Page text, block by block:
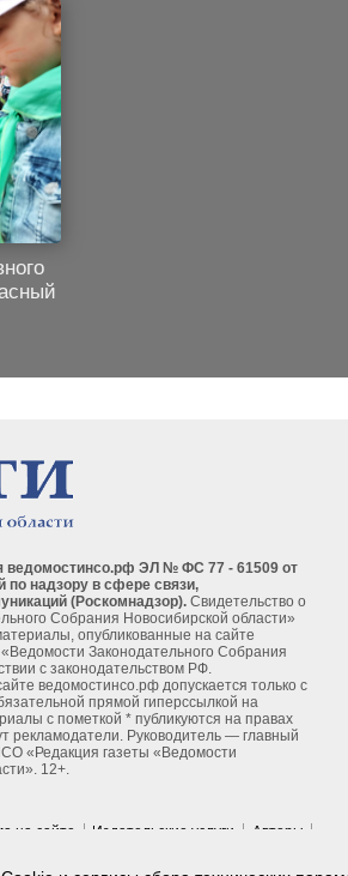
ведомостинсо.рф ЭЛ № ФС 77 - 61509 от
по надзору в сфере связи,
(Роскомнадзор). Свидетельство о
Собрания Новосибирской области»
опубликованные на сайте
Законодательного Собрания
с законодательством РФ.
ведомостинсо.рф допускается только с
прямой гиперссылкой на
с пометкой * публикуются на правах
рекламодатели. Руководитель — главный
«Редакция газеты «Ведомости
12+.
на сайте Издательские услуги Авторы